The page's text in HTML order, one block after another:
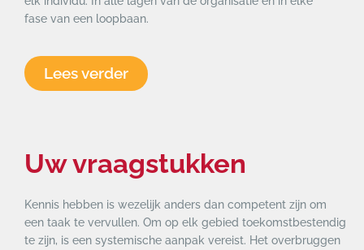
fase van een loopbaan.
Lees verder
Uw vraagstukken
Kennis hebben is wezelijk anders dan competent zijn om
een taak te vervullen. Om op elk gebied toekomstbestendig
te zijn, is een systemische aanpak vereist. Het overbruggen